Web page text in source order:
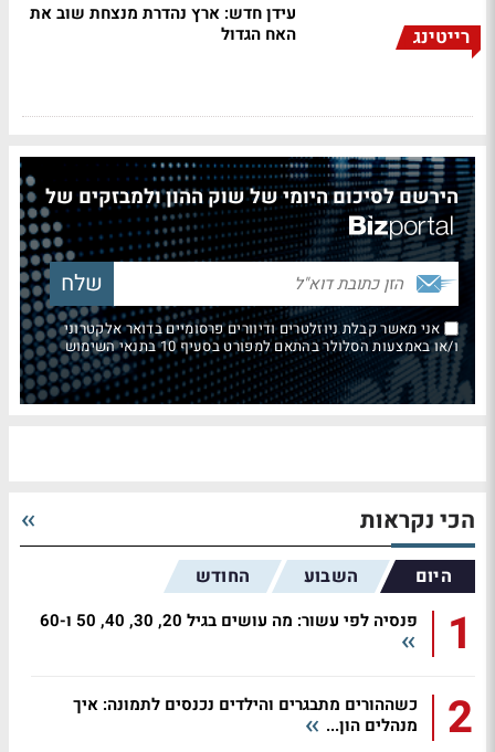
רייטינג
עידן חדש: ארץ נהדרת מנצחת שוב את
האח הגדול
הירשם לסיכום היומי של שוק ההון ולמבזקים של
אני מאשר קבלת ניוזלטרים ודיוורים פרסומיים בדואר אלקטרוני
ו/או באמצעות הסלולר בהתאם למפורט בסעיף 10 בתנאי השימוש
הכי נקראות
היום השבוע החודש
1 פנסיה לפי עשור: מה עושים בגיל 20, 30, 40, 50 ו-60
2
כשההורים מתבגרים והילדים נכנסים לתמונה: איך
מנהלים הון...